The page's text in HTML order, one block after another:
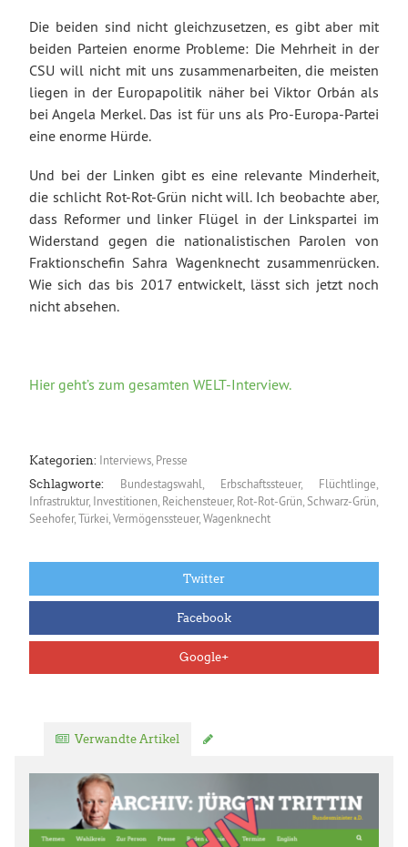
Die beiden sind nicht gleichzusetzen, es gibt aber mit
beiden Parteien enorme Probleme: Die Mehrheit in der
CSU will nicht mit uns zusammenarbeiten, die meisten
liegen in der Europapolitik näher bei Viktor Orbán als
bei Angela Merkel. Das ist für uns als Pro-Europa-Partei
eine enorme Hürde.
Und bei der Linken gibt es eine relevante Minderheit,
die schlicht Rot-Rot-Grün nicht will. Ich beobachte aber,
dass Reformer und linker Flügel in der Linkspartei im
Widerstand gegen die nationalistischen Parolen von
Fraktionschefin Sahra Wagenknecht zusammenrücken.
Wie sich das bis 2017 entwickelt, lässt sich jetzt noch
nicht absehen.
Hier geht’s zum gesamten WELT-Interview.
Kategorien: Interviews, Presse
Schlagworte: Bundestagswahl Erbschaftssteuer, Flüchtlinge
Infrastruktur, Investitionen Reichensteuer, Rot-Rot-Grün Schwarz-Grün
Seehofer, Türkei Vermögenssteuer, Wagenknecht
Twitter
Facebook
Google+
Verwandte Artikel